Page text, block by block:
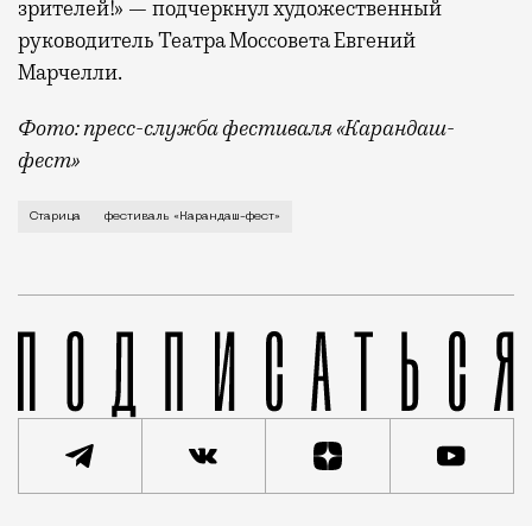
зрителей!» — подчеркнул художественный
руководитель Театра Моссовета Евгений
Марчелли.
Фото: пресс-служба фестиваля «Карандаш-
фест»
В минувший уикенд маленькая Старица в
Старица фестиваль «Карандаш-фест»